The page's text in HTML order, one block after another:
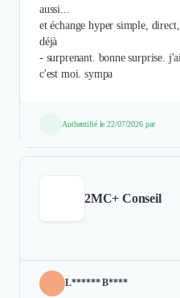
aussi...
et échange hyper simple,
déjà
- surprenant. bonne surprise.
c'est moi. sympa
Authentifié le 22/07/2026 par
2MC+ Conseil
L****** B****